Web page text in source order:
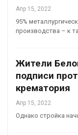
Апр 15, 2022
95%
производства – к
Жители
подписи
крематория
Апр 15, 2022
Однако стройка